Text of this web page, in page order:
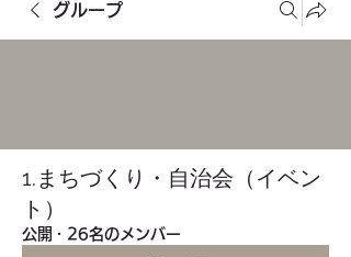
グループ
1.まちづくり・自治会（イベン
ト）
公開 · 26名のメンバー